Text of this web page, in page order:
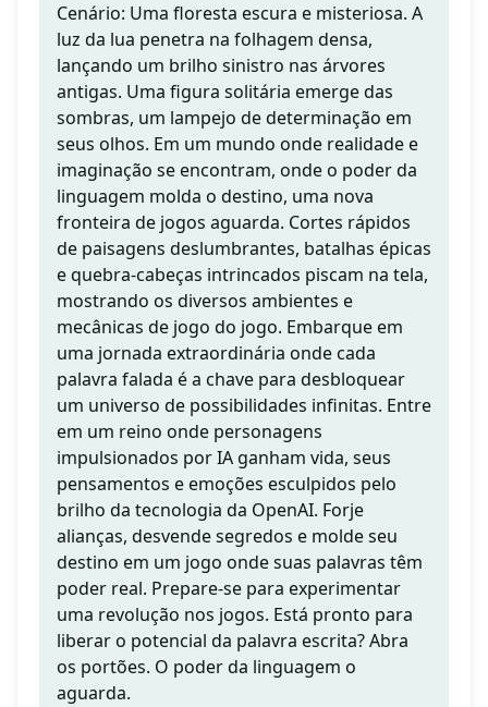
Cenário: Uma floresta escura e misteriosa. A
luz da lua penetra na folhagem densa,
lançando um brilho sinistro nas árvores
antigas. Uma figura solitária emerge das
sombras, um lampejo de determinação em
seus olhos. Em um mundo onde realidade e
imaginação se encontram, onde o poder da
linguagem molda o destino, uma nova
fronteira de jogos aguarda. Cortes rápidos
de paisagens deslumbrantes, batalhas épicas
e quebra-cabeças intrincados piscam na tela,
mostrando os diversos ambientes e
mecânicas de jogo do jogo. Embarque em
uma jornada extraordinária onde cada
palavra falada é a chave para desbloquear
um universo de possibilidades infinitas. Entre
em um reino onde personagens
impulsionados por IA ganham vida, seus
pensamentos e emoções esculpidos pelo
brilho da tecnologia da OpenAI. Forje
alianças, desvende segredos e molde seu
destino em um jogo onde suas palavras têm
poder real. Prepare-se para experimentar
uma revolução nos jogos. Está pronto para
liberar o potencial da palavra escrita? Abra
os portões. O poder da linguagem o
aguarda.